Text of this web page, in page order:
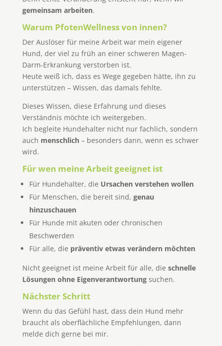
gemeinsam arbeiten.
Warum PfotenWellness von innen?
Der Auslöser für meine Arbeit war mein eigener
Hund, der viel zu früh an einer schweren Magen-
Darm-Erkrankung verstorben ist.
Heute weiß ich, dass es Wege gegeben hätte, ihn zu
unterstützen – Wissen, das damals fehlte.
Dieses Wissen, diese Erfahrung und dieses
Verständnis möchte ich weitergeben.
Ich begleite Hundehalter nicht nur fachlich, sondern
auch menschlich – besonders dann, wenn es schwer
wird.
Für wen meine Arbeit geeignet ist
Für Hundehalter, die Ursachen verstehen wollen
Für Menschen, die bereit sind, genau
hinzuschauen
Für Hunde mit akuten oder chronischen
Beschwerden
Für alle, die präventiv etwas verändern möchten
Nicht geeignet ist meine Arbeit für alle, die schnelle
Lösungen ohne Eigenverantwortungsuchen.
Nächster Schritt
Wenn du das Gefühl hast, dass dein Hund mehr
braucht als oberflächliche Empfehlungen, dann
melde dich gerne bei mir.